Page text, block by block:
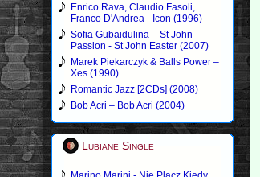
Enrico Rava, Claudio Fasoli,
Franco D'Andrea - Icon (1996)
Sofia Gubaidulina – St John
Passion - St John Easter (2007)
Marek Piekarczyk & Balls Power –
Xes (1990)
Romantic Jazz [2CDs] (2008)
Bob Acri – Bob Acri (2004)
Lubiane Single